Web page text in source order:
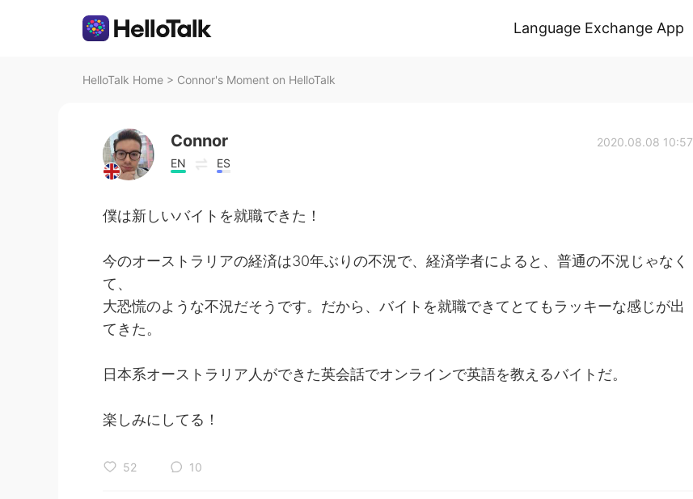
Language Exchange App
HelloTalk Home > Connor's Moment on HelloTalk
Connor
EN ES
2020.08.08 10:57
僕は新しいバイトを就職できた！
今のオーストラリアの経済は30年ぶりの不況で、経済学者によると、普通の不況じゃなく
て、
大恐慌のような不況だそうです。だから、バイトを就職できてとてもラッキーな感じが出
てきた。
日本系オーストラリア人ができた英会話でオンラインで英語を教えるバイトだ。
楽しみにしてる！
52 10